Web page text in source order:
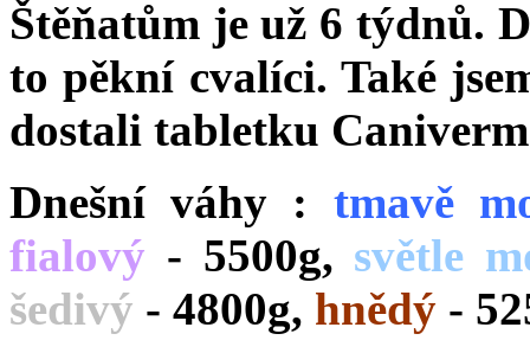
Štěňatům je už 6 týdnů.
to pěkní cvalíci. Také
dostali tabletku
Dnešní váhy : tmavě
fialový - 5500g, světle
šedivý - 4800g, hnědý -